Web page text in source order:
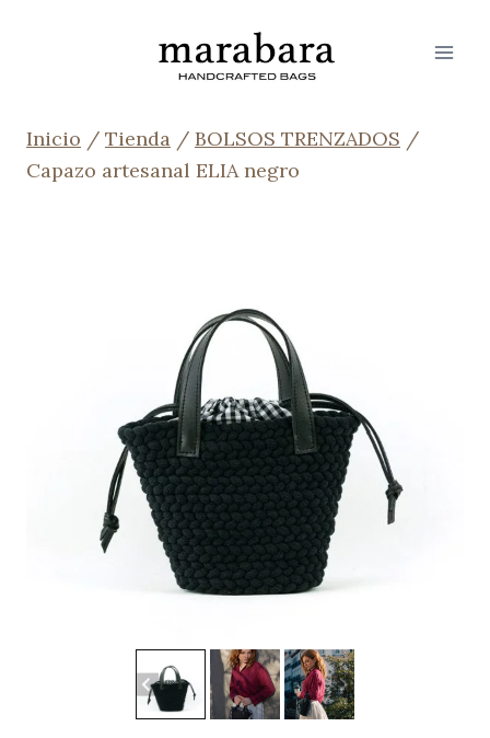
Inicio / Tienda / BOLSOS TRENZADOS /
Capazo artesanal ELIA negro